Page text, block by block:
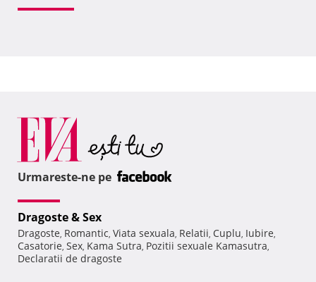
Urmareste-ne pe
Dragoste & Sex
Dragoste, Romantic, Viata sexuala, Relatii, Cuplu, Iubire,
Casatorie, Sex, Kama Sutra, Pozitii sexuale Kamasutra,
Declaratii de dragoste